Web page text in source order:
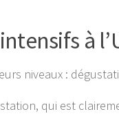
à
niveaux :
qui est